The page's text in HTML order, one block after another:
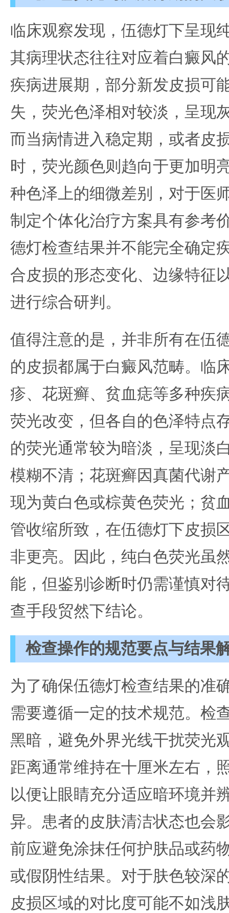
临床观察发现，伍德灯下呈现
其病理状态往往对应着白癜风
疾病进展期，部分新发皮损可
失，荧光色泽相对较淡，呈现
而当病情进入稳定期，或者皮
时，荧光颜色则趋向于更加明
种色泽上的细微差别，对于医
制定个体化治疗方案具有参考
德灯检查结果并不能完全确定
合皮损的形态变化、边缘特征
进行综合研判。
值得注意的是，并非所有在伍
的皮损都属于白癜风范畴。临
疹、花斑癣、贫血痣等多种疾
荧光改变，但各自的色泽特点
的荧光通常较为暗淡，呈现淡
模糊不清；花斑癣因真菌代谢
现为黄白色或棕黄色荧光；贫
管收缩所致，在伍德灯下皮损
非更亮。因此，纯白色荧光虽
能，但鉴别诊断时仍需谨慎对
查手段贸然下结论。
检查操作的规范要点与结果
为了确保伍德灯检查结果的准
需要遵循一定的技术规范。检
黑暗，避免外界光线干扰荧光
距离通常维持在十厘米左右，
以便让眼睛充分适应暗环境并
异。患者的皮肤清洁状态也会
前应避免涂抹任何护肤品或药
或假阴性结果。对于肤色较深
皮损区域的对比度可能不如浅